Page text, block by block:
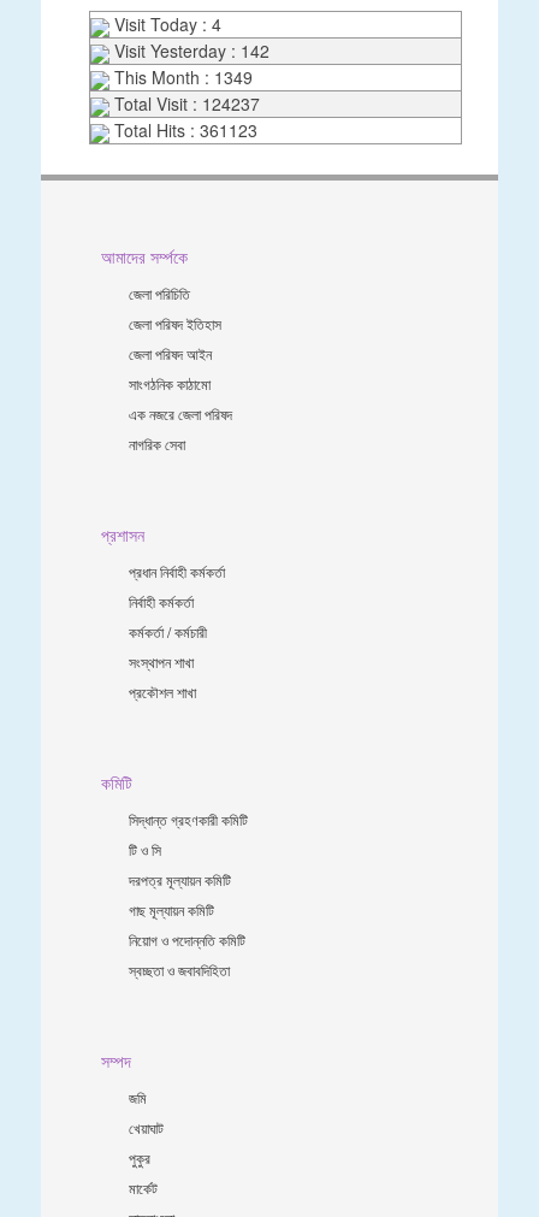
Visit Today : 4
Visit Yesterday : 142
This Month : 1349
Total Visit : 124237
Total Hits : 361123
আমাদের সর্ম্পকে
জেলা পরিচিতি
জেলা পরিষদ ইতিহাস
জেলা পরিষদ আইন
সাংগঠনিক কাঠামো
এক নজরে জেলা পরিষদ
নাগরিক সেবা
প্রশাসন
প্রধান নির্বাহী কর্মকর্তা
নির্বাহী কর্মকর্তা
কর্মকর্তা / কর্মচারী
সংস্থাপন শাখা
প্রকৌশল শাখা
কমিটি
সিদ্ধান্ত গ্রহণকারী কমিটি
টি ও সি
দরপত্র মূল্যায়ন কমিটি
গাছ মূল্যায়ন কমিটি
নিয়োগ ও পদোন্নতি কমিটি
স্বচ্ছতা ও জবাবদিহিতা
সম্পদ
জমি
খেয়াঘাট
পুকুর
মার্কেট